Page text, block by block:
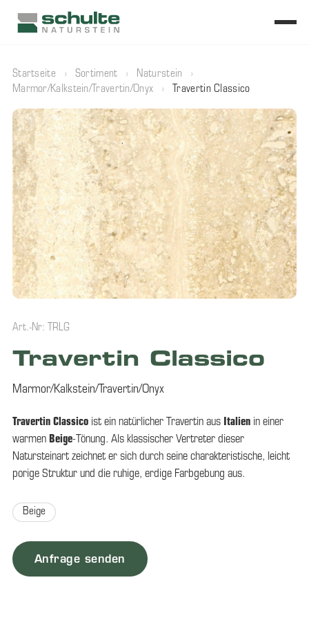
Startseite › Sortiment › Naturstein
›
Marmor/Kalkstein/Travertin/Onyx
› Travertin Classico
Art.-Nr: TRLG
Travertin Classico
Marmor/Kalkstein/Travertin/Onyx
Travertin Classicoist ein natürlicher Travertin aus Italienin einer
warmen Beige-Tönung. Als klassischer Vertreter dieser
Natursteinart zeichnet er sich durch seine charakteristische, leicht
porige Struktur und die ruhige, erdige Farbgebung aus.
Beige
Anfrage senden